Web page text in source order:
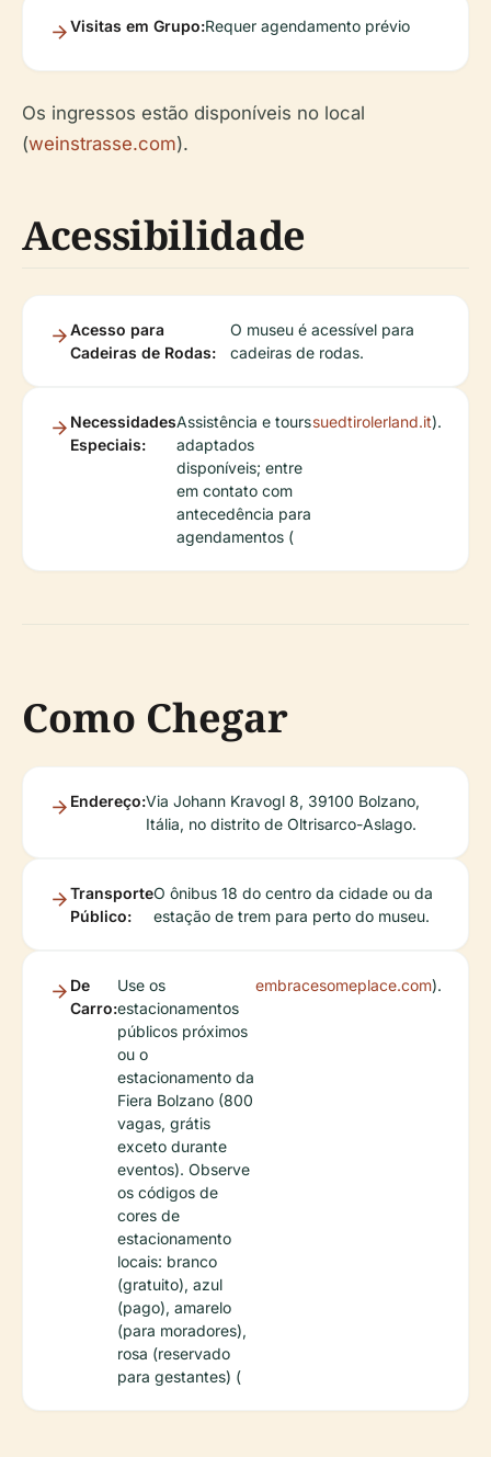
Visitas em Grupo:Requer agendamento prévio
Os ingressos estão disponíveis no local
(weinstrasse.com).
Acessibilidade
Acesso para
Cadeiras de Rodas:
O museu é acessível para
cadeiras de rodas.
Necessidades
Especiais:
Assistência e tours
adaptados
disponíveis; entre
em contato com
antecedência para
agendamentos (
suedtirolerland.it).
Como Chegar
Endereço:Via Johann Kravogl 8, 39100 Bolzano,
Itália, no distrito de Oltrisarco-Aslago.
Transporte
Público:
O ônibus 18 do centro da cidade ou da
estação de trem para perto do museu.
De
Carro:
Use os
estacionamentos
públicos próximos
ou o
estacionamento da
Fiera Bolzano (800
vagas, grátis
exceto durante
eventos). Observe
os códigos de
cores de
estacionamento
locais: branco
(gratuito), azul
(pago), amarelo
(para moradores),
rosa (reservado
para gestantes) (
embracesomeplace.com).